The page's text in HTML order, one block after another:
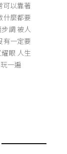
可以靠著
什麼都要
調 被人
有一定要
眼 人生
一遍